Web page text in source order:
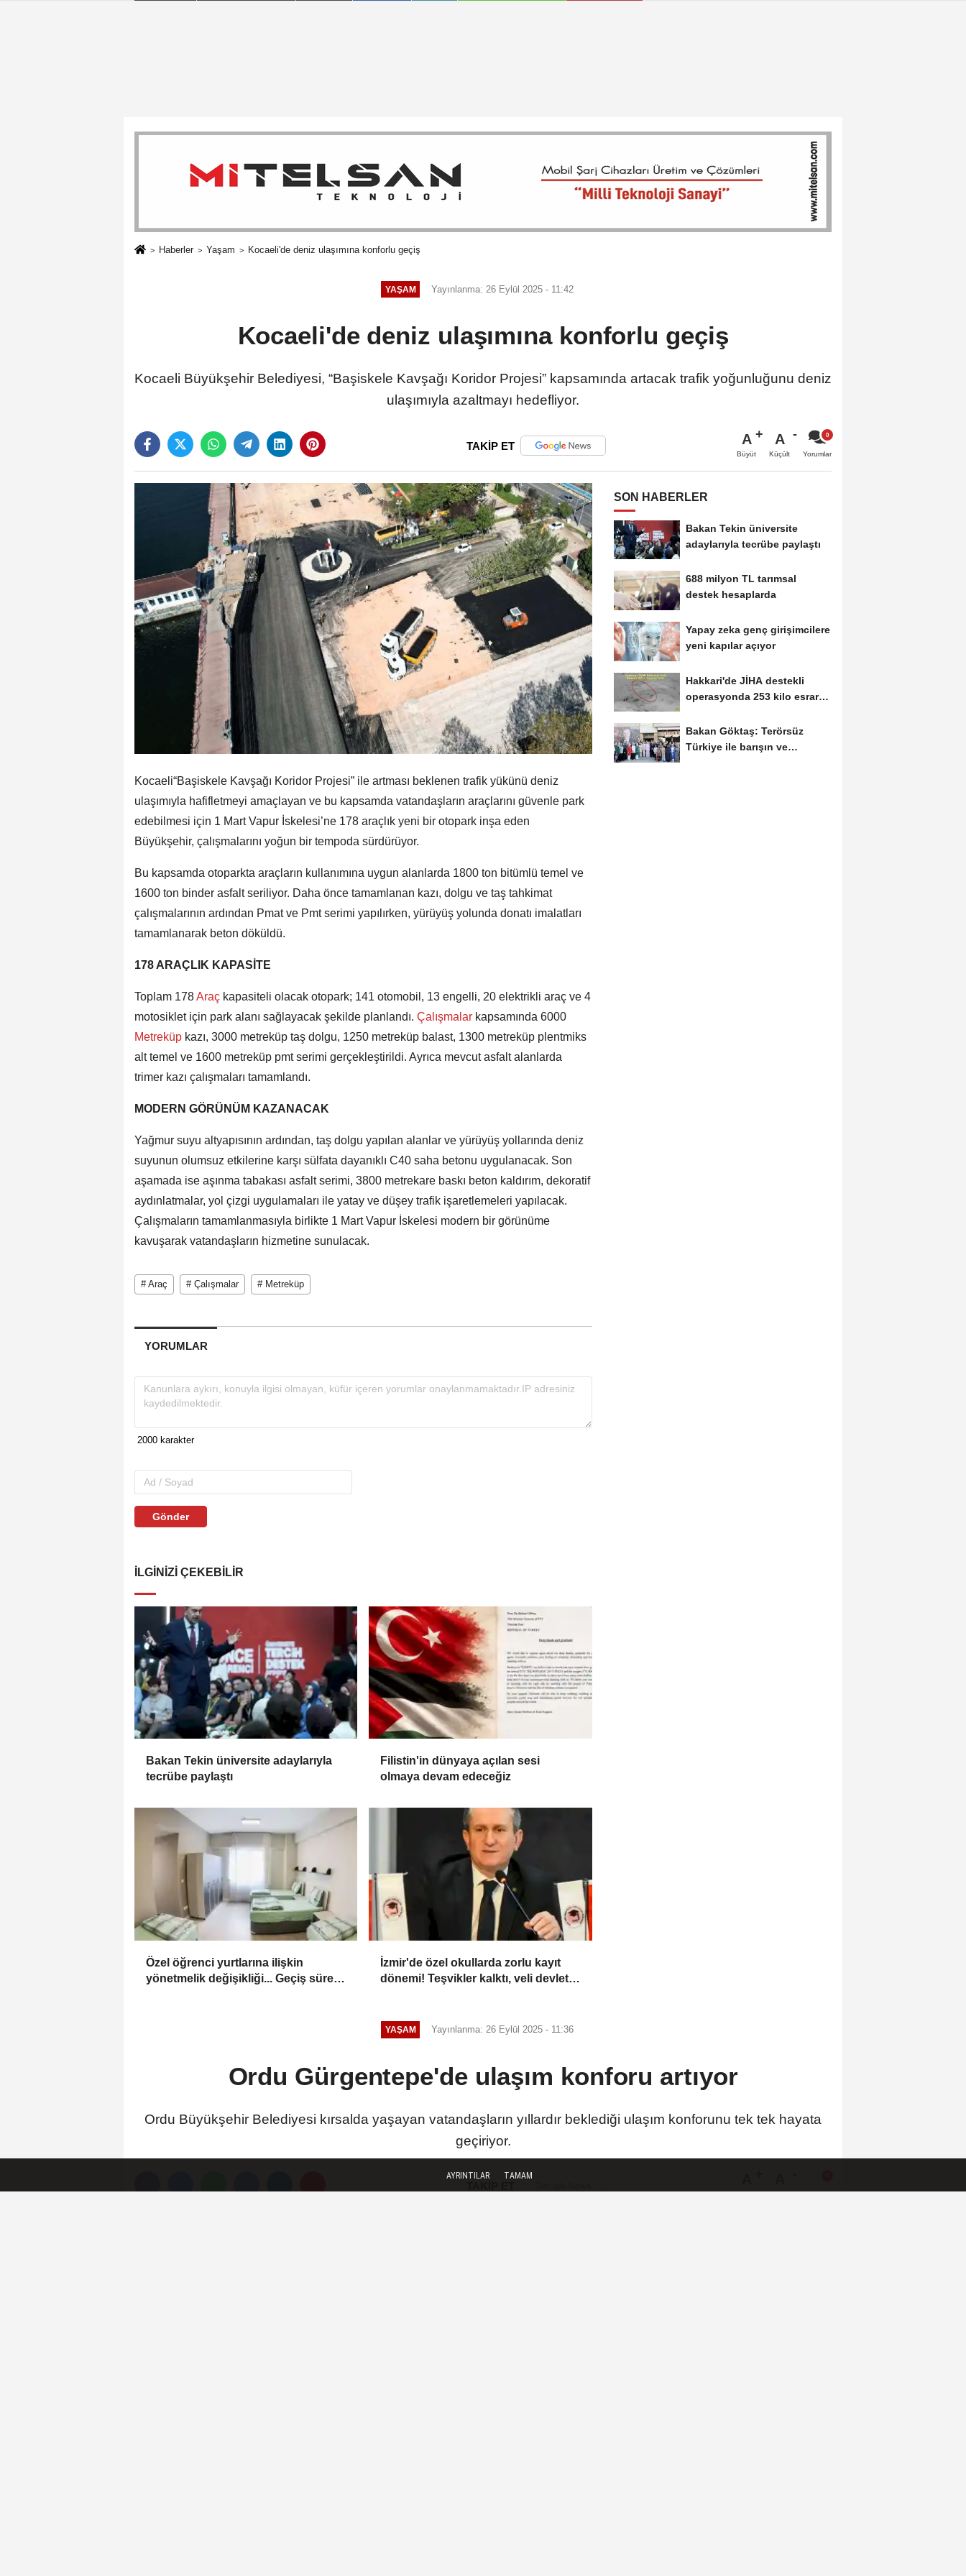
Haberler Yaşam Kocaeli'de deniz ulaşımına konforlu geçiş
YAŞAM Yayınlanma: 26 Eylül 2025 - 11:42
Kocaeli'de deniz ulaşımına konforlu geçiş
Kocaeli Büyükşehir Belediyesi, “Başiskele Kavşağı Koridor Projesi” kapsamında artacak trafik yoğunluğunu deniz
ulaşımıyla azaltmayı hedefliyor.
TAKİP ET A
Büyüt
A
Küçült Yorumlar
Kocaeli“Başiskele Kavşağı Koridor Projesi” ile artması beklenen trafik yükünü deniz
ulaşımıyla hafifletmeyi amaçlayan ve bu kapsamda vatandaşların araçlarını güvenle park
edebilmesi için 1 Mart Vapur İskelesi’ne 178 araçlık yeni bir otopark inşa eden
Büyükşehir, çalışmalarını yoğun bir tempoda sürdürüyor.
Bu kapsamda otoparkta araçların kullanımına uygun alanlarda 1800 ton bitümlü temel ve
1600 ton binder asfalt seriliyor. Daha önce tamamlanan kazı, dolgu ve taş tahkimat
çalışmalarının ardından Pmat ve Pmt serimi yapılırken, yürüyüş yolunda donatı imalatları
tamamlanarak beton döküldü.
178 ARAÇLIK KAPASİTE
Toplam 178Araç kapasiteli olacak otopark; 141 otomobil, 13 engelli, 20 elektrikli araç ve 4
motosiklet için park alanı sağlayacak şekilde planlandı. Çalışmalar kapsamında 6000
Metreküp kazı, 3000 metreküp taş dolgu, 1250 metreküp balast, 1300 metreküp plentmiks
alt temel ve 1600 metreküp pmt serimi gerçekleştirildi. Ayrıca mevcut asfalt alanlarda
trimer kazı çalışmaları tamamlandı.
MODERN GÖRÜNÜM KAZANACAK
Yağmur suyu altyapısının ardından, taş dolgu yapılan alanlar ve yürüyüş yollarında deniz
suyunun olumsuz etkilerine karşı sülfata dayanıklı C40 saha betonu uygulanacak. Son
aşamada ise aşınma tabakası asfalt serimi, 3800 metrekare baskı beton kaldırım, dekoratif
aydınlatmalar, yol çizgi uygulamaları ile yatay ve düşey trafik işaretlemeleri yapılacak.
Çalışmaların tamamlanmasıyla birlikte 1 Mart Vapur İskelesi modern bir görünüme
kavuşarak vatandaşların hizmetine sunulacak.
# Araç # Çalışmalar # Metreküp
YORUMLAR
Gönder
İLGINIZI ÇEKEBILIR
Bakan Tekin üniversite adaylarıyla
tecrübe paylaştı
Filistin'in dünyaya açılan sesi
olmaya devam edeceğiz
Özel öğrenci yurtlarına ilişkin
yönetmelik değişikliği... Geçiş süresi
İzmir'de özel okullarda zorlu kayıt
dönemi! Teşvikler kalktı, veli devlet
SON HABERLER
Bakan Tekin üniversite
adaylarıyla tecrübe paylaştı
688 milyon TL tarımsal
destek hesaplarda
Yapay zeka genç girişimcilere
yeni kapılar açıyor
Hakkari'de JİHA destekli
operasyonda 253 kilo esrar
Bakan Göktaş: Terörsüz
Türkiye ile barışın ve
YAŞAM Yayınlanma: 26 Eylül 2025 - 11:36
Ordu Gürgentepe'de ulaşım konforu artıyor
Ordu Büyükşehir Belediyesi kırsalda yaşayan vatandaşların yıllardır beklediği ulaşım konforunu tek tek hayata
geçiriyor.
Büyüt Küçült Yorumlar
AYRINTILAR TAMAM